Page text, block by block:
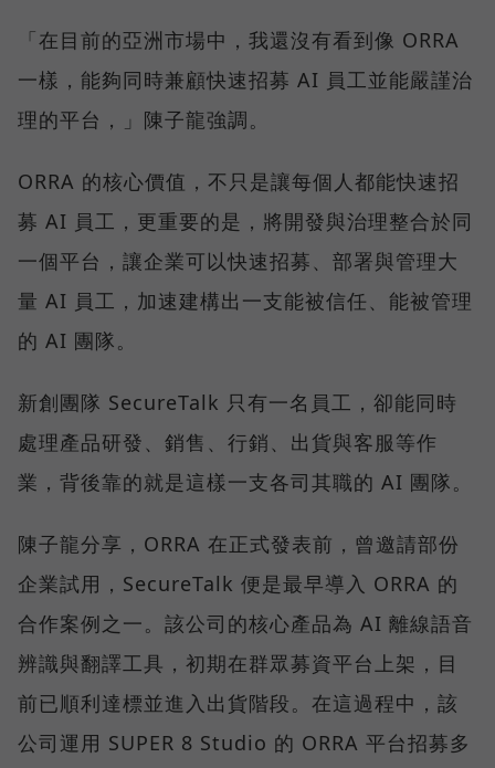
「在目前的亞洲市場中，我還沒有看到像 ORRA
一樣，能夠同時兼顧快速招募 AI 員工並能嚴謹治
理的平台，」陳子龍強調。
ORRA 的核心價值，不只是讓每個人都能快速招
募 AI 員工，更重要的是，將開發與治理整合於同
一個平台，讓企業可以快速招募、部署與管理大
量 AI 員工，加速建構出一支能被信任、能被管理
的 AI 團隊。
新創團隊 SecureTalk 只有一名員工，卻能同時
處理產品研發、銷售、行銷、出貨與客服等作
業，背後靠的就是這樣一支各司其職的 AI 團隊。
陳子龍分享，ORRA 在正式發表前，曾邀請部份
企業試用，SecureTalk 便是最早導入 ORRA 的
合作案例之一。該公司的核心產品為 AI 離線語音
辨識與翻譯工具，初期在群眾募資平台上架，目
前已順利達標並進入出貨階段。在這過程中，該
公司運用 SUPER 8 Studio 的 ORRA 平台招募多